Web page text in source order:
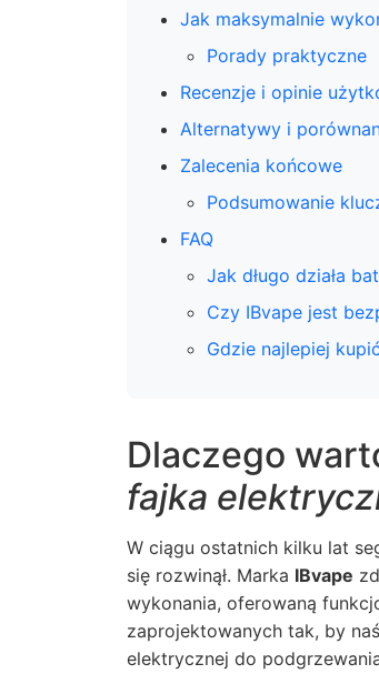
Jak maksymalnie
Porady praktyczne
Recenzje i opinie
Alternatywy i
Zalecenia końcowe
Podsumowanie
FAQ
Jak długo działa
Czy IBvape jest
Gdzie najlepiej
Dlaczego
fajka
W ciągu ostatnich kilku lat
się rozwinął. Marka IBvape
wykonania, oferowaną
zaprojektowanych tak, by
elektrycznej do